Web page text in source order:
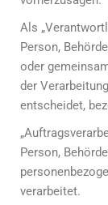
Als
Person,
oder
der
entscheidet,
Person,
verarbeitet.